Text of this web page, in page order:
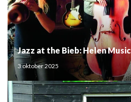
Jazz at the Bieb: Helen Music
3 oktober 2025